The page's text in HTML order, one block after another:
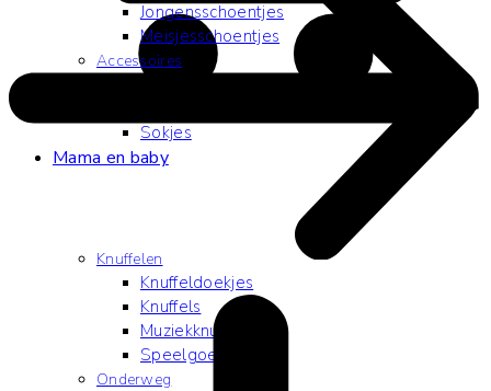
Jongensschoentjes
Meisjesschoentjes
Accessoires
Sokjes
Mama en baby
Knuffelen
Knuffeldoekjes
Knuffels
Muziekknuffels
Speelgoed
Onderweg